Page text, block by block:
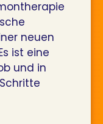
neuen
ist eine
und in